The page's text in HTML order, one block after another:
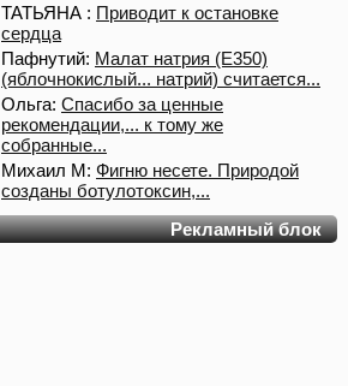
ТАТЬЯНА : Приводит к остановке
сердца
Пафнутий: Малат натрия (E350)
(яблочнокислый... натрий) считается...
Ольга: Спасибо за ценные
рекомендации,... к тому же
собранные...
Михаил М: Фигню несете. Природой
созданы ботулотоксин,...
Рекламный блок